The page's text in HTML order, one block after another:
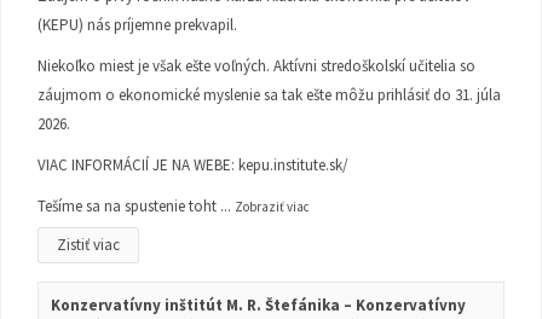
(KEPU) nás príjemne prekvapil.
Niekoľko miest je však ešte voľných. Aktívni stredoškolskí učitelia so
záujmom o ekonomické myslenie sa tak ešte môžu prihlásiť do 31. júla
2026.
VIAC INFORMÁCIÍ JE NA WEBE: kepu.institute.sk/
Tešíme sa na spustenie toht ... Zobraziť viac
Zistiť viac
Konzervatívny inštitút M. R. Štefánika – Konzervatívny